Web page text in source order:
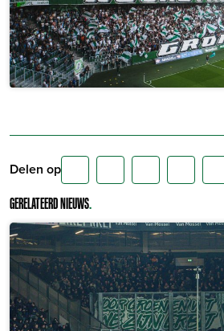
Delen op
GERELATEERD NIEUWS.